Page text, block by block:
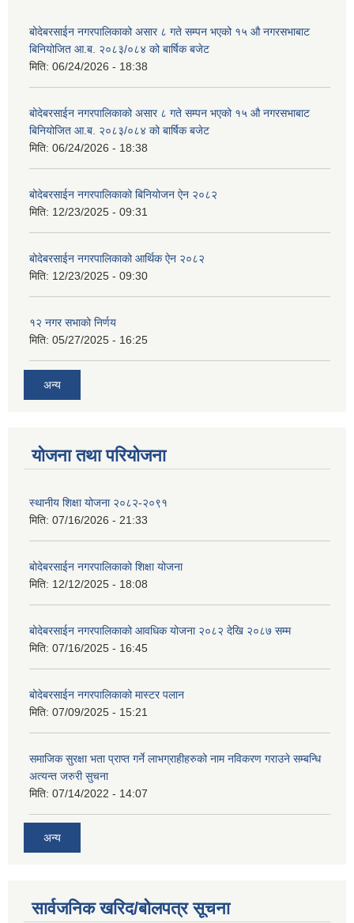
बोदेबरसाईन नगरपालिकाको असार ८ गते सम्पन भएको १५ ‍‍‍औ नगरसभाबाट
बिनियोजित आ.ब. २०८३/०८४ को बार्षिक बजेट
मिति: 06/24/2026 - 18:38
बोदेबरसाईन नगरपालिकाको असार ८ गते सम्पन भएको १५ ‍‍‍औ नगरसभाबाट
बिनियोजित आ.ब. २०८३/०८४ को बार्षिक बजेट
मिति: 06/24/2026 - 18:38
बोदेबरसाईन नगरपालिकाको बिनियोजन ऐन २०८२
मिति: 12/23/2025 - 09:31
बोदेबरसाईन नगरपालिकाको आर्थिक ऐन २०८२
मिति: 12/23/2025 - 09:30
१२ नगर सभाको निर्णय
मिति: 05/27/2025 - 16:25
अन्य
योजना तथा परियोजना
स्थानीय शिक्षा योजना २०८२-२०९१
मिति: 07/16/2026 - 21:33
बोदेबरसाईन नगरपालिकाको शिक्षा योजना
मिति: 12/12/2025 - 18:08
बोदेबरसाईन नगरपालिकाको आवधिक योजना २०८२ देखि २०८७ सम्म
मिति: 07/16/2025 - 16:45
बोदेबरसाईन नगरपालिकाको मास्टर पलान
मिति: 07/09/2025 - 15:21
समाजिक सुरक्षा भता प्राप्त गर्ने लाभग्राहीहरुको नाम नविकरण गराउने सम्बन्धि
अत्यन्त जरुरी सुचना
मिति: 07/14/2022 - 14:07
अन्य
सार्वजनिक खरिद/बोलपत्र सूचना